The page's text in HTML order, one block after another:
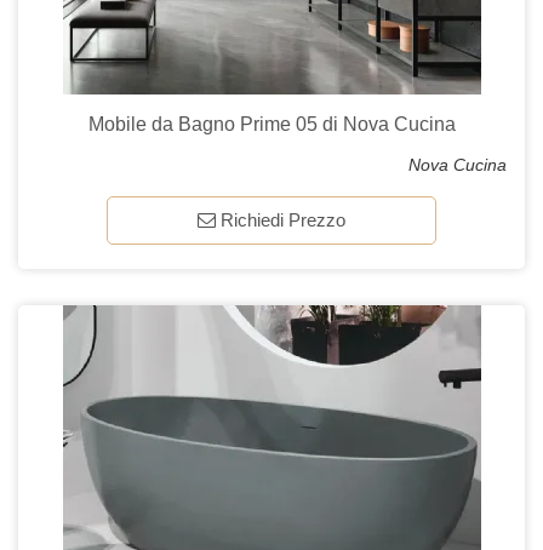
Mobile da Bagno Prime 05 di Nova Cucina
Nova Cucina
Richiedi Prezzo